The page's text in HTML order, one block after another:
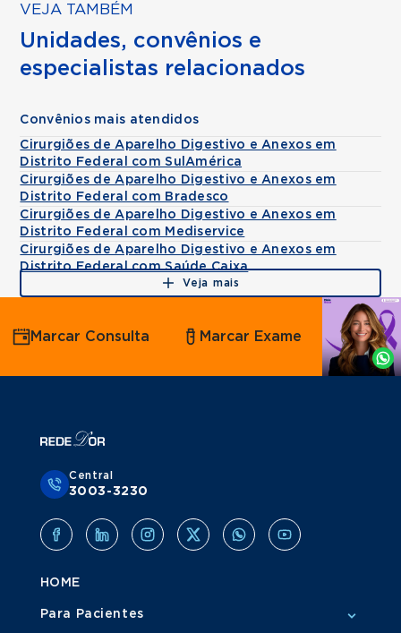
VEJA TAMBÉM
Unidades, convênios e
especialistas relacionados
Convênios mais atendidos
Cirurgiões de Aparelho Digestivo e Anexos em
Distrito Federal com SulAmérica
Cirurgiões de Aparelho Digestivo e Anexos em
Distrito Federal com Bradesco
Cirurgiões de Aparelho Digestivo e Anexos em
Distrito Federal com Mediservice
Cirurgiões de Aparelho Digestivo e Anexos em
Distrito Federal com Saúde Caixa
Veja mais
Agende
por
Whatsapp
Marcar Consulta Marcar Exame
Central
3003-3230
HOME
Para Pacientes